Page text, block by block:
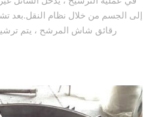
إلى الجسم من خلال نظام النقل.بعد
رقائق شاش المرشح ، يتم